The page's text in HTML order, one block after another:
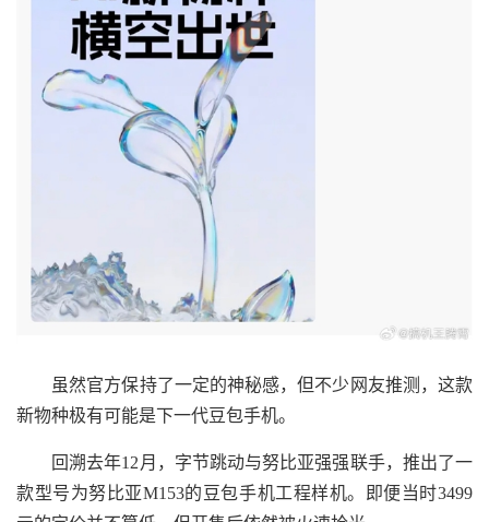
虽然官方保持了一定的神秘感，但不少网友推测，这款
新物种极有可能是下一代豆包手机。
回溯去年12月，字节跳动与努比亚强强联手，推出了一
款型号为努比亚M153的豆包手机工程样机。即便当时3499